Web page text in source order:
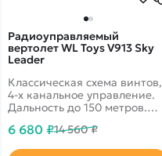
Радиоуправляемый
вертолет WL Toys V913 Sky
Leader
Классическая схема винтов,
4-х канальное управление.
Дальность до 150 метров.
Стабильный полет даже при
6 680 ₽14 560 ₽